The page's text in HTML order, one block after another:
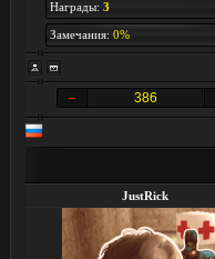
Награды: 3
Замечания: 0%
386
JustRick